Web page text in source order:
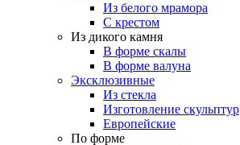
Из белого мрамора
С крестом
Из дикого камня
В форме скалы
В форме валуна
Эксклюзивные
Из стекла
Изготовление скульптур
Европейские
По форме